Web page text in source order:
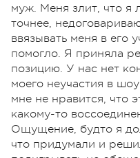
муж. Меня злит, что я
точнее,
ввязывать меня в его
помогло. Я приняла
позицию. У нас нет
моего неучастия в
мне не нравится, что
какому-то
Ощущение, будто я
что придумали и